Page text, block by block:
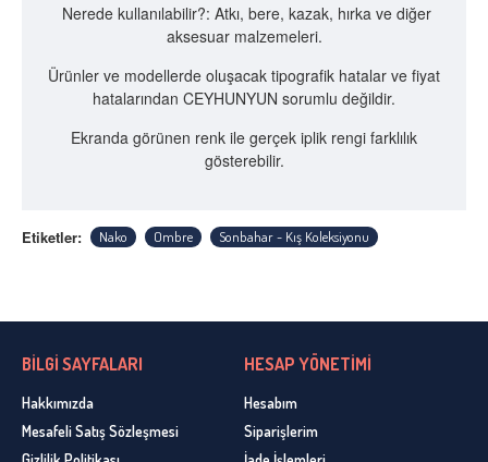
Nerede kullanılabilir?: Atkı, bere, kazak, hırka ve diğer
aksesuar malzemeleri.
Ürünler ve modellerde oluşacak tipografik hatalar ve fiyat
hatalarından CEYHUNYUN sorumlu değildir.
Ekranda görünen renk ile gerçek iplik rengi farklılık
gösterebilir.
Etiketler: Nako Ombre Sonbahar - Kış Koleksiyonu
BİLGİ SAYFALARI
Hakkımızda
Mesafeli Satış Sözleşmesi
HESAP YÖNETİMİ
Hesabım
Siparişlerim